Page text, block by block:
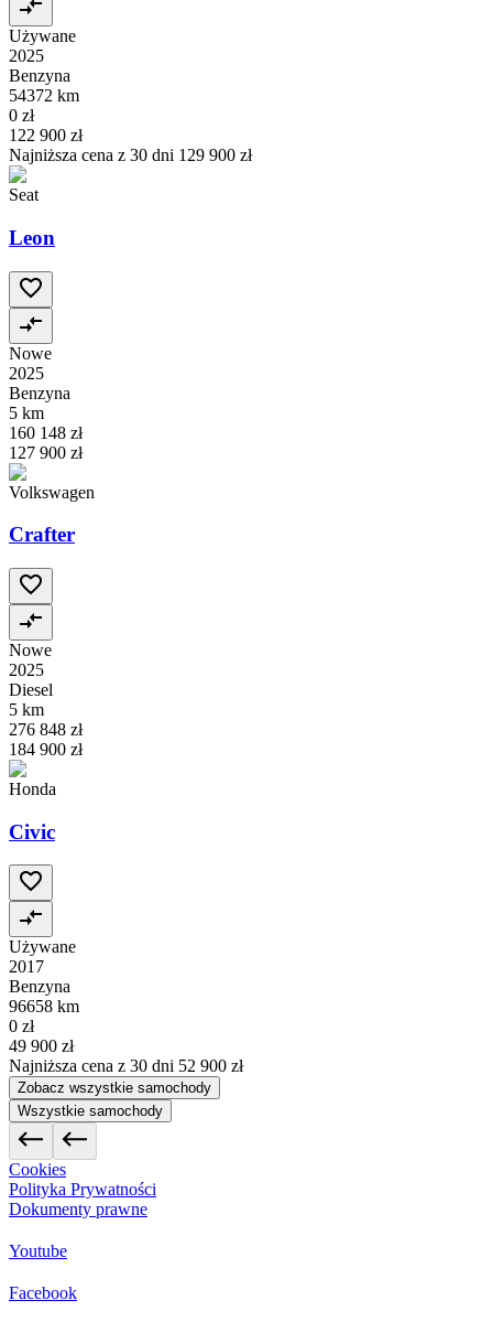
Używane
2025
Benzyna
54372 km
0 zł
122 900 zł
Najniższa cena z 30 dni 129 900 zł
Seat
Leon
Nowe
2025
Benzyna
5 km
160 148 zł
127 900 zł
Volkswagen
Crafter
Nowe
2025
Diesel
5 km
276 848 zł
184 900 zł
Honda
Civic
Używane
2017
Benzyna
96658 km
0 zł
49 900 zł
Najniższa cena z 30 dni 52 900 zł
Zobacz wszystkie samochody
Wszystkie samochody
Cookies
Polityka Prywatności
Dokumenty prawne
Youtube
Facebook